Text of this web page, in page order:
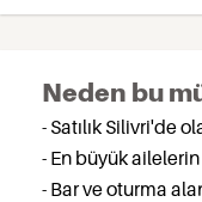
Neden bu
- Satılık Silivri'de
- En büyük
- Bar ve oturma